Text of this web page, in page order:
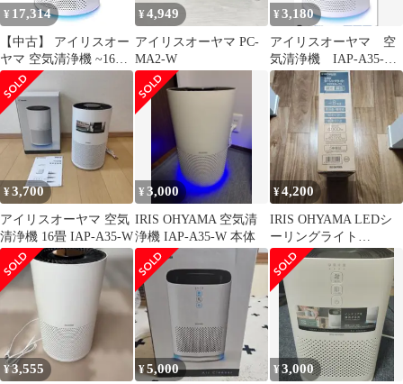
¥ 17,314
【中古】 アイリスオー
ヤマ 空気清浄機 ~16畳
(日本電気工業会規格基
準) 集塵脱臭フィルタ
ー 小型 静音 ホコリ 花
粉 おやすみモード IAP-
A35-W
¥4,949
アイリスオーヤマ PC-
MA2-W
¥3,180
アイリスオーヤマ 空
気清浄機 IAP-A35-W
ホワイト
¥3,700
アイリスオーヤマ 空気
清浄機 16畳 IAP-A35-W
¥3,000
IRIS OHYAMA 空気清
浄機 IAP-A35-W 本体
¥4,200
IRIS OHYAMA LEDシ
ーリングライト
CEPB01L7-0
¥3,555 ¥5,000 ¥3,000